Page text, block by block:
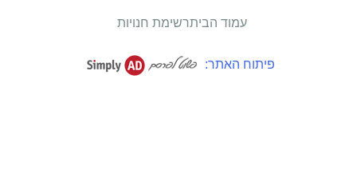
עמוד הביתרשימת חנויות
פיתוח האתר: